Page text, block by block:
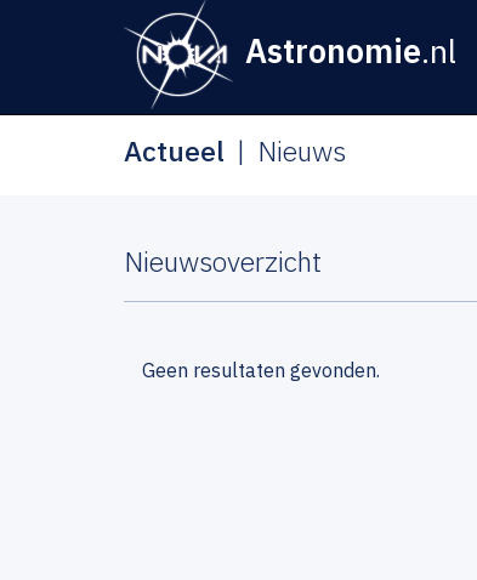
Astronomie.nl
Actueel Nieuws
Nieuwsoverzicht
Geen resultaten gevonden.